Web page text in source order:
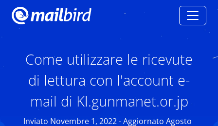
Come utilizzare le ricevute
di lettura con l'account e-
mail di Kl.gunmanet.or.jp
Inviato Novembre 1, 2022 - Aggiornato Agosto